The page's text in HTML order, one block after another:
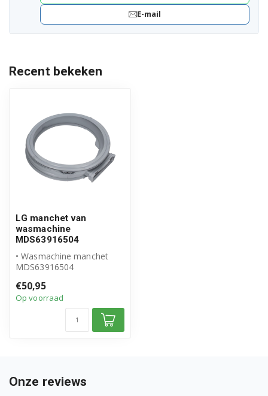
E-mail
Recent bekeken
LG manchet van
wasmachine
MDS63916504
• Wasmachine manchet
MDS63916504
€50,95
Op voorraad
Onze reviews